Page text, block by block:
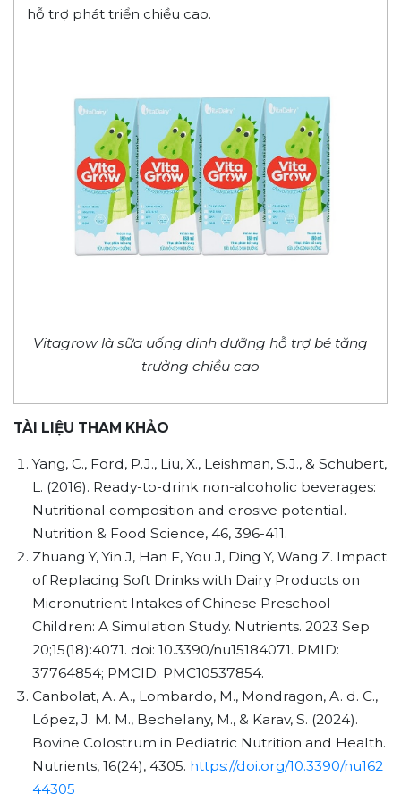
hỗ trợ phát triển chiều cao.
Vitagrow là sữa uống dinh dưỡng hỗ trợ bé tăng
trưởng chiều cao
TÀI LIỆU THAM KHẢO
Yang, C., Ford, P.J., Liu, X., Leishman, S.J., & Schubert,
L. (2016). Ready-to-drink non-alcoholic beverages:
Nutritional composition and erosive potential.
Nutrition & Food Science, 46, 396-411.
Zhuang Y, Yin J, Han F, You J, Ding Y, Wang Z. Impact
of Replacing Soft Drinks with Dairy Products on
Micronutrient Intakes of Chinese Preschool
Children: A Simulation Study. Nutrients. 2023 Sep
20;15(18):4071. doi: 10.3390/nu15184071. PMID:
37764854; PMCID: PMC10537854.
Canbolat, A. A., Lombardo, M., Mondragon, A. d. C.,
López, J. M. M., Bechelany, M., & Karav, S. (2024).
Bovine Colostrum in Pediatric Nutrition and Health.
Nutrients, 16(24), 4305. https://doi.org/10.3390/nu162
44305